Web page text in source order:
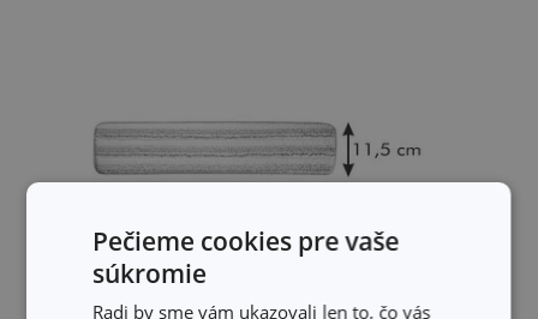
Pečieme cookies pre vaše
súkromie
Radi by sme vám ukazovali len to, čo vás